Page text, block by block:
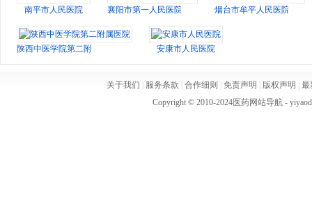
南平市人民医院 襄阳市第一人民医院 烟台市牟平人民医院
陕西中医学院第二附属医院 安康市人民医院
关于我们 服务条款 合作细则 免责声明 版权声明
最
Copyright © 2010-2024医药网站导航-